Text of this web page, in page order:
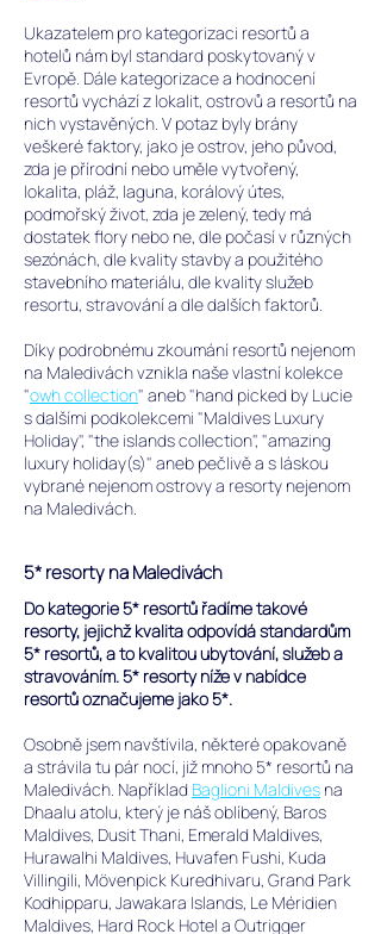
Ukazatelem pro kategorizaci resortů a
hotelů nám byl standard poskytovaný v
Evropě. Dále kategorizace a hodnocení
resortů vychází z lokalit, ostrovů a resortů na
nich vystavěných. V potaz byly brány
veškeré faktory, jako je ostrov, jeho původ,
zda je přírodní nebo uměle vytvořený,
lokalita, pláž, laguna, korálový útes,
podmořský život, zda je zelený, tedy má
dostatek flory nebo ne, dle počasí v různých
sezónách, dle kvality stavby a použitého
stavebního materiálu, dle kvality služeb
resortu, stravování a dle dalších faktorů.
Díky podrobnému zkoumání resortů nejenom
na Maledivách vznikla naše vlastní kolekce
"owh collection" aneb "hand picked by Lucie
s dalšími podkolekcemi "Maldives Luxury
Holiday", "the islands collection", "amazing
luxury holiday(s)" aneb pečlivě a s láskou
vybrané nejenom ostrovy a resorty nejenom
na Maledivách.
5* resorty na Maledivách
Do kategorie 5* resortů řadíme takové
resorty, jejichž kvalita odpovídá standardům
5* resortů, a to kvalitou ubytování, služeb a
stravováním. 5* resorty níže v nabídce
resortů označujeme jako 5*.
Osobně jsem navštívila, některé opakovaně
a strávila tu pár nocí, již mnoho 5* resortů na
Maledivách. Například Baglioni Maldives na
Dhaalu atolu, který je náš oblíbený, Baros
Maldives, Dusit Thani, Emerald Maldives,
Hurawalhi Maldives, Huvafen Fushi, Kuda
Villingili, Mövenpick Kuredhivaru, Grand Park
Kodhipparu, Jawakara Islands, Le Méridien
Maldives, Hard Rock Hotel a Outrigger